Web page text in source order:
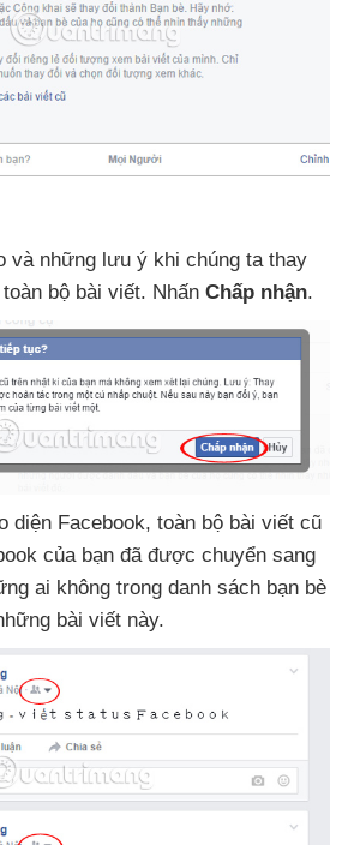
và những lưu ý khi chúng ta thay
bộ bài viết. Nhấn Chấp nhận.
diện Facebook, toàn bộ bài viết cũ
của bạn đã được chuyển sang
ai không trong danh sách bạn bè
bài viết này.